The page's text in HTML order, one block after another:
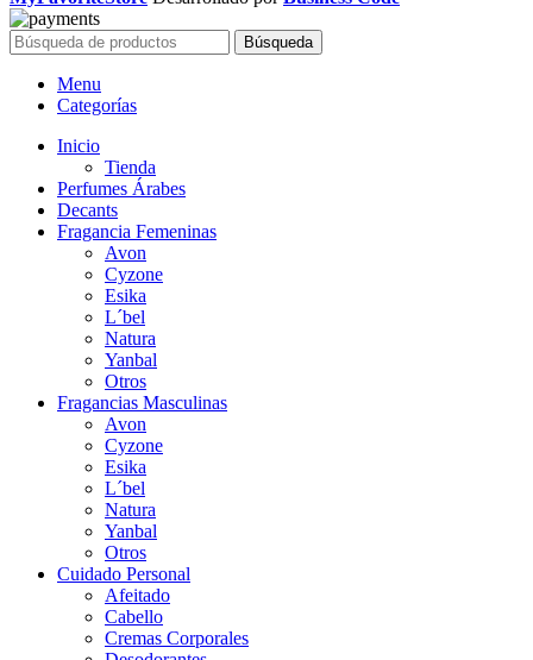
S/50.00.
Búsqueda
Menu
Categorías
Inicio
Tienda
Perfumes Árabes
Decants
Fragancia Femeninas
Avon
Cyzone
Esika
L´bel
Natura
Yanbal
Otros
Fragancias Masculinas
Avon
Cyzone
Esika
L´bel
Natura
Yanbal
Otros
Cuidado Personal
Afeitado
Cabello
Cremas Corporales